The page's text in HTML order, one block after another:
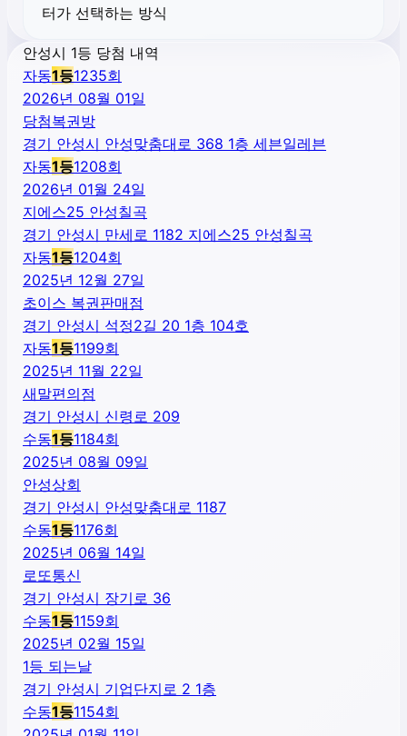
터가 선택하는 방식
안성시 1등 당첨 내역
자동1등1235회
2026년 08월 01일
당첨복권방
경기 안성시 안성맞춤대로 368 1층 세븐일레븐
자동1등1208회
2026년 01월 24일
지에스25 안성칠곡
경기 안성시 만세로 1182 지에스25 안성칠곡
자동1등1204회
2025년 12월 27일
초이스 복권판매점
경기 안성시 석정2길 20 1층 104호
자동1등1199회
2025년 11월 22일
새말편의점
경기 안성시 신령로 209
수동1등1184회
2025년 08월 09일
안성상회
경기 안성시 안성맞춤대로 1187
수동1등1176회
2025년 06월 14일
로또통신
경기 안성시 장기로 36
수동1등1159회
2025년 02월 15일
1등 되는날
경기 안성시 기업단지로 2 1층
수동1등1154회